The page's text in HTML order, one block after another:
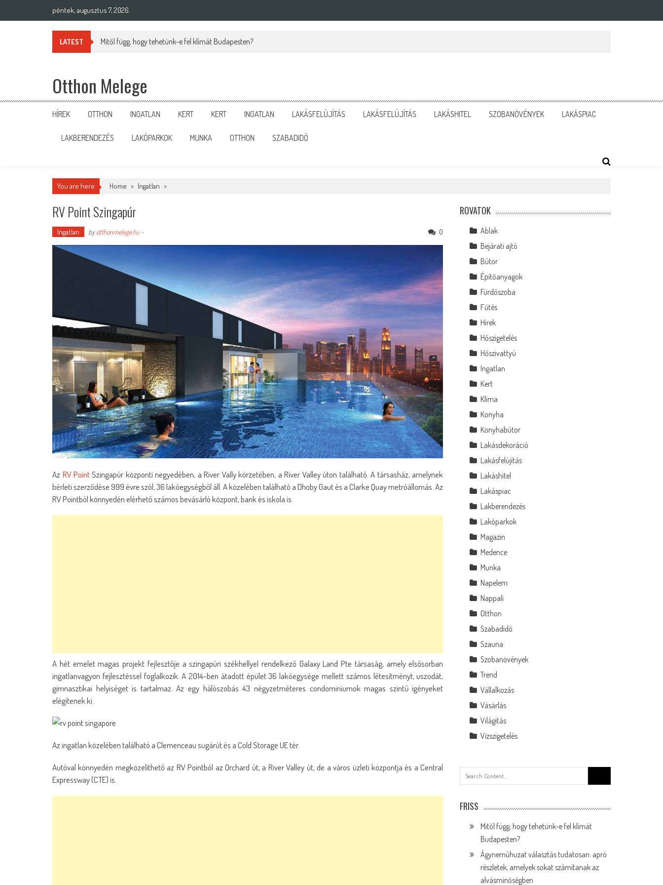
péntek, augusztus 7, 2026
LATEST Mitől függ, hogy tehetünk-e fel klímát Budapesten?
Otthon Melege
HÍREK OTTHON INGATLAN KERT KERT INGATLAN LAKÁSFELÚJÍTÁS LAKÁSFELÚJÍTÁS LAKÁSHITEL SZOBANÖVÉNYEK LAKÁSPIAC
LAKBERENDEZÉS LAKÓPARKOK MUNKA OTTHON SZABADIDŐ
You are here Home > Ingatlan >
RV Point Szingapúr
Ingatlan byotthonmelege.hu- 0
Az RV PointSzingapúr központi negyedében, a River Vally körzetében, a River Valley úton található. A társasház, amelynek
bérleti szerződése 999 évre szól, 36 lakóegységből áll. A közelében található a Dhoby Gaut és a Clarke Quay metróállomás. Az
RV Pointból könnyedén elérhető számos bevásárló központ, bank és iskola is.
A hét emelet magas projekt fejlesztője a szingapúri székhellyel rendelkező Galaxy Land Pte társaság, amely elsősorban
ingatlanvagyon fejlesztéssel foglalkozik. A 2014-ben átadott épület 36 lakóegysége mellett számos létesítményt, uszodát,
gimnasztikai helyiséget is tartalmaz. Az egy hálószobás 43 négyzetméteres condominiumok magas szintű igényeket
elégítenek ki.
Az ingatlan közelében található a Clemenceau sugárút és a Cold Storage UE tér.
Autóval könnyedén megközelíthető az RV Pointból az Orchard út, a River Valley út, de a város üzleti központja és a Central
Expressway (CTE) is.
ROVATOK
Ablak
Bejárati ajtó
Bútor
Építőanyagok
Fürdőszoba
Fűtés
Hírek
Hőszigetelés
Hőszivattyú
Ingatlan
Kert
Klíma
Konyha
Konyhabútor
Lakásdekoráció
Lakásfelújítás
Lakáshitel
Lakáspiac
Lakberendezés
Lakóparkok
Magazin
Medence
Munka
Napelem
Nappali
Otthon
Szabadidő
Szauna
Szobanövények
Trend
Vállalkozás
Vásárlás
Világítás
Vízszigetelés
for:
FRISS
Mitől függ, hogy tehetünk-e fel klímát
Budapesten?
Ágyneműhuzat választás tudatosan: apró
részletek, amelyek sokat számítanak az
alvásminőségben